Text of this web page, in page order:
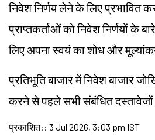
निवेश निर्णय लेने के लिए प्रभावित
प्राप्तकर्ताओं को निवेश निर्णयों के
लिए अपना स्वयं का शोध और
प्रतिभूति बाजार में निवेश बाजार
करने से पहले सभी संबंधित दस्तावेजों
प्रकाशित: : 3 Jul 2026, 3:03 pm IST